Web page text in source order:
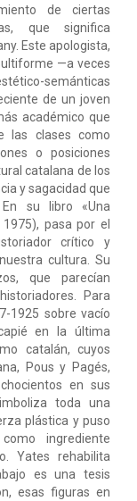
de ciertas
que significa
Este apologista,
—a veces
semánticas
de un joven
académico que
las clases como
o posiciones
catalana de los
y sagacidad que
su libro «Una
pasa por el
crítico y
cultura. Su
que parecían
Para
1925 sobre vacío
en la última
catalán, cuyos
Pous y Pagés,
en sus
toda una
plástica y puso
ingrediente
Yates rehabilita
es una tesis
esas figuras en